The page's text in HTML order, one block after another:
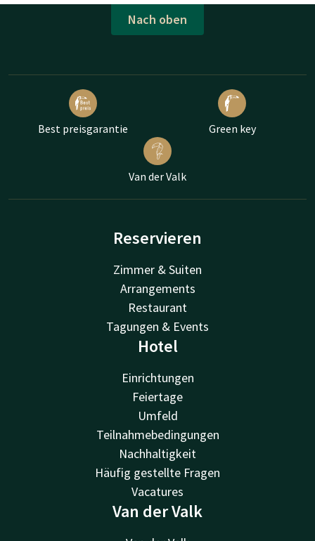
Nach oben
Best preisgarantie Green key
Van der Valk
Reservieren
Zimmer & Suiten
Arrangements
Restaurant
Tagungen & Events
Hotel
Einrichtungen
Feiertage
Umfeld
Teilnahmebedingungen
Nachhaltigkeit
Häufig gestellte Fragen
Vacatures
Van der Valk